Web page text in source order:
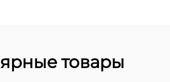
товары